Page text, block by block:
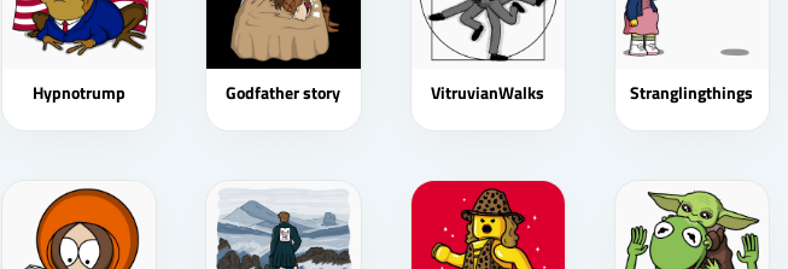
Hypnotrump Godfather story VitruvianWalks Stranglingthings